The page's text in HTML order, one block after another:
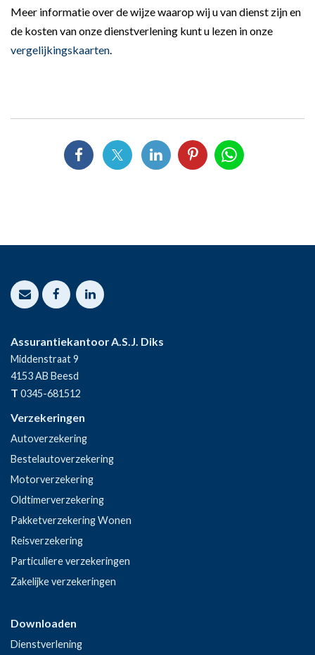
Meer informatie over de wijze waarop wij u van dienst zijn en
de kosten van onze dienstverlening kunt u lezen in onze
vergelijkingskaarten.
Assurantiekantoor A.S.J. Diks
Middenstraat 9
4153 AB Beesd
T 0345-681512
Verzekeringen
Autoverzekering
Bestelautoverzekering
Motorverzekering
Oldtimerverzekering
Pakketverzekering Wonen
Reisverzekering
Particuliere verzekeringen
Zakelijke verzekeringen
Downloaden
Dienstverlening